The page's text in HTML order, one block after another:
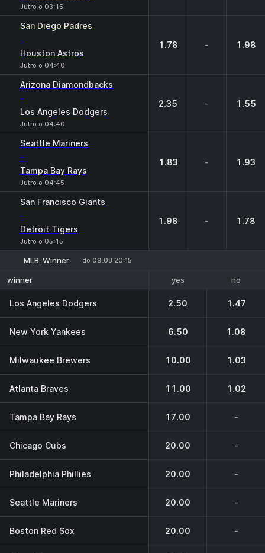
Jutro o 03:15
San Diego Padres
-
Houston Astros
Jutro o 04:40
1.78 - 1.98
Arizona Diamondbacks
-
Los Angeles Dodgers
Jutro o 04:40
2.35 - 1.55
Seattle Mariners
-
Tampa Bay Rays
Jutro o 04:45
1.83 - 1.93
San Francisco Giants
-
Detroit Tigers
Jutro o 05:15
1.98 - 1.78
MLB. Winner do 09.08 20:15
winner yes no
Los Angeles Dodgers 2.50 1.47
New York Yankees 6.50 1.08
Milwaukee Brewers 10.00 1.03
Atlanta Braves 11.00 1.02
Tampa Bay Rays 17.00 -
Chicago Cubs 20.00 -
Philadelphia Phillies 20.00 -
Seattle Mariners 20.00 -
Boston Red Sox 20.00 -